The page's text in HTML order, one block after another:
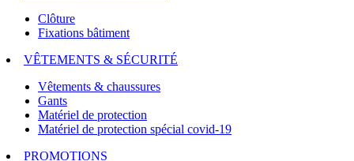
Clôture
Fixations bâtiment
VÊTEMENTS & SÉCURITÉ
Vêtements & chaussures
Gants
Matériel de protection
Matériel de protection spécial covid-19
PROMOTIONS